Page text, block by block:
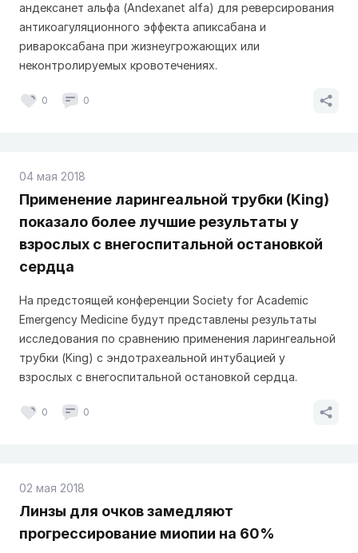
андексанет альфа (Andexanet alfa) для реверсирования
антикоагуляционного эффекта апиксабана и
ривароксабана при жизнеугрожающих или
неконтролируемых кровотечениях.
0 0
04 мая 2018
Применение ларингеальной трубки (King)
показало более лучшие результаты у
взрослых с внегоспитальной остановкой
сердца
На предстоящей конференции Society for Academic
Emergency Medicine будут представлены результаты
исследования по сравнению применения ларингеальной
трубки (King) с эндотрахеальной интубацией у
взрослых с внегоспитальной остановкой сердца.
0 0
02 мая 2018
Линзы для очков замедляют
прогрессирование миопии на 60%